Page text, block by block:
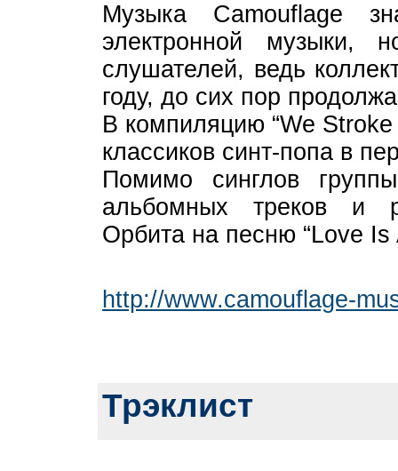
Музыка Camouflage
электронной музыки,
слушателей, ведь
году, до сих пор
В компиляцию “We
классиков синт-попа в
Помимо синглов
альбомных треков и
Орбита на песню “Love Is
http://www.camouflage-
Трэклист